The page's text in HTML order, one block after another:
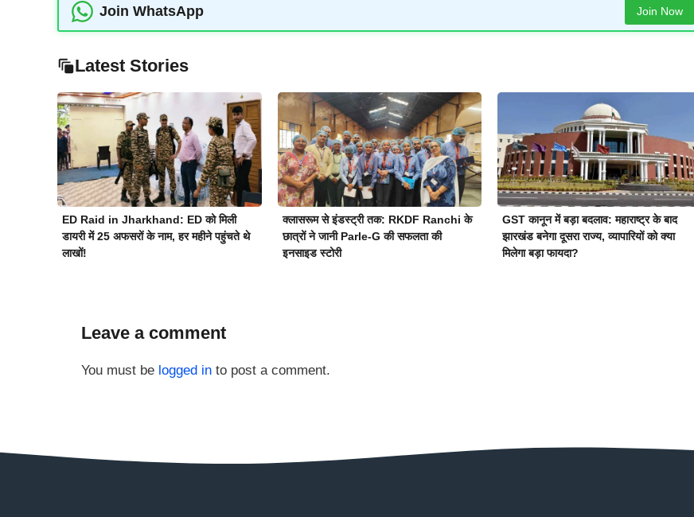
Join WhatsApp Join Now
Latest Stories
ED Raid in Jharkhand: ED को मिली
डायरी में 25 अफसरों के नाम, हर महीने पहुंचते थे
लाखों!
क्लासरूम से इंडस्ट्री तक: RKDF Ranchi के
छात्रों ने जानी Parle-G की सफलता की
इनसाइड स्टोरी
GST कानून में बड़ा बदलाव: महाराष्ट्र के बाद
झारखंड बनेगा दूसरा राज्य, व्यापारियों को क्या
मिलेगा बड़ा फायदा?
Leave a comment
You must be logged in to post a comment.